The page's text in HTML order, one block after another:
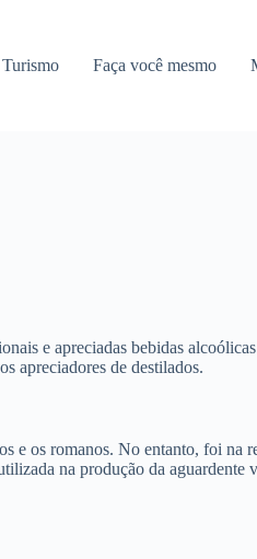
Turismo Faça você mesmo
e apreciadas bebidas
apreciadores de destilados.
e os romanos. No entanto, foi na
na produção da